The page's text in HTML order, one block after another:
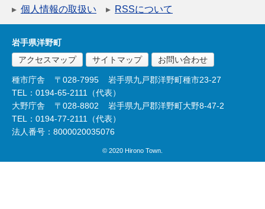
個人情報の取扱い
RSSについて
岩手県洋野町
アクセスマップ
サイトマップ お問い合わせ
種市庁舎 〒028-7995
岩手県九戸郡洋野町種市23-27
TEL：0194-65-2111（代表）
大野庁舎
〒028-8802
岩手県九戸郡洋野町大野8-47-2
TEL：0194-77-2111（代表）
法人番号：8000020035076
© 2020 Hirono Town.